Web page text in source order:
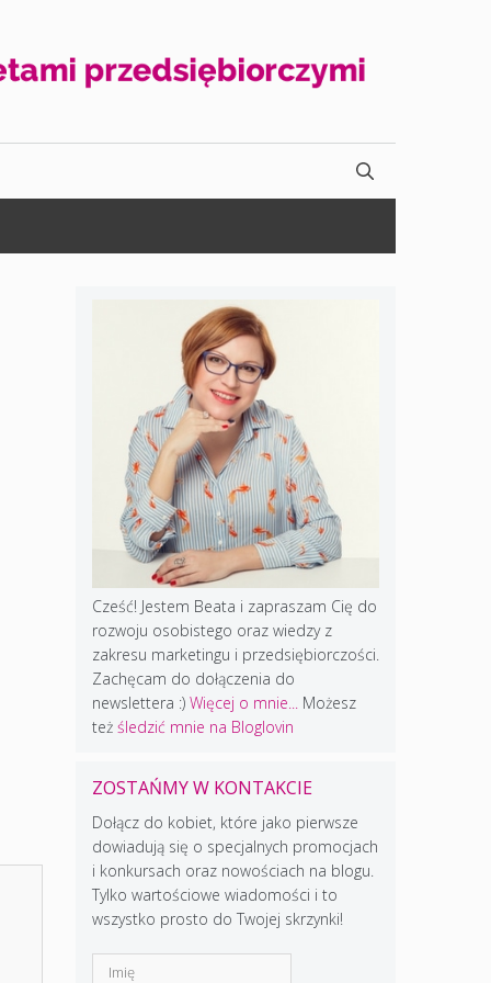
Cześć! Jestem Beata i zapraszam Cię do
rozwoju osobistego oraz wiedzy z
zakresu marketingu i przedsiębiorczości.
Zachęcam do dołączenia do
newslettera :) Więcej o mnie...
Możesz
też śledzić mnie na Bloglovin
ZOSTAŃMY W KONTAKCIE
Dołącz do kobiet, które jako pierwsze
dowiadują się o specjalnych promocjach
i konkursach oraz nowościach na blogu.
Tylko wartościowe wiadomości i to
wszystko prosto do Twojej skrzynki!